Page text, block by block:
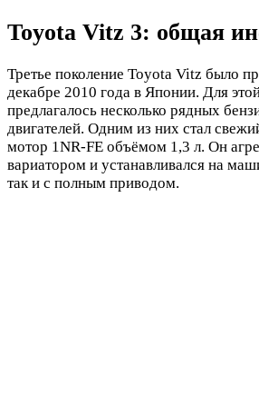
Toyota Vitz 3: общая
Третье поколение Toyota Vitz было
декабре 2010 года в Японии. Для
предлагалось несколько рядных
двигателей. Одним из них стал
мотор 1NR-FE объёмом 1,3 л. Он
вариатором и устанавливался на
так и с полным приводом.